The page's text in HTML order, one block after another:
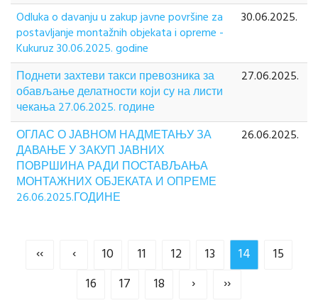
Odluka o davanju u zakup javne površine za
postavljanje montažnih objekata i opreme -
Kukuruz 30.06.2025. godine
30.06.2025.
Поднети захтеви такси превозника за
обављање делатности који су на листи
чекања 27.06.2025. године
27.06.2025.
ОГЛАС О ЈАВНОМ НАДМЕТАЊУ ЗА
ДАВАЊЕ У ЗАКУП ЈАВНИХ
ПОВРШИНА РАДИ ПОСТАВЉАЊА
МОНТАЖНИХ ОБЈЕКАТА И ОПРЕМЕ
26.06.2025.ГОДИНЕ
26.06.2025.
‹‹ ‹ 10 11 12 13 14
15
16
17 18 › ››